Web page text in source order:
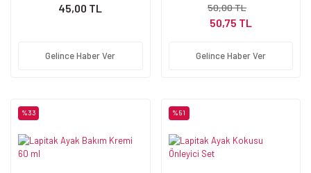
45,00 TL
Gelince Haber Ver
50,00 TL
50,75 TL
Gelince Haber Ver
%33 %51